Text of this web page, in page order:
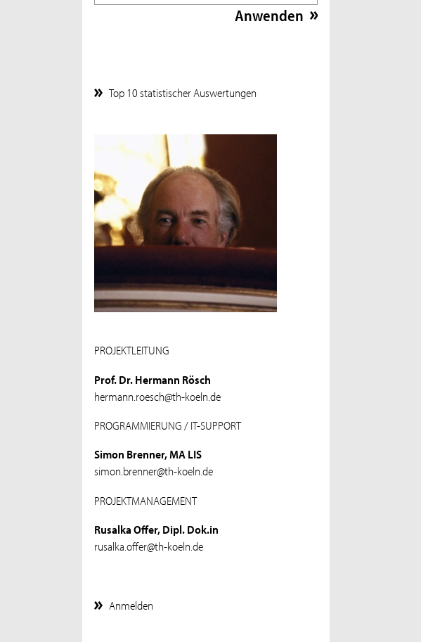
Top 10 statistischer Auswertungen
PROJEKTLEITUNG
Prof. Dr. Hermann Rösch
hermann.roesch@th-koeln.de
PROGRAMMIERUNG / IT-SUPPORT
Simon Brenner, MA LIS
simon.brenner@th-koeln.de
PROJEKTMANAGEMENT
Rusalka Offer, Dipl. Dok.in
rusalka.offer@th-koeln.de
Anmelden